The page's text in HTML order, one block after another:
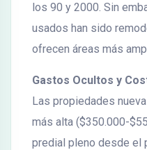
los 90 y 2000. Sin
usados han sido
ofrecen áreas más
Gastos Ocultos y
Las propiedades
más alta ($350.000-
predial pleno desde el